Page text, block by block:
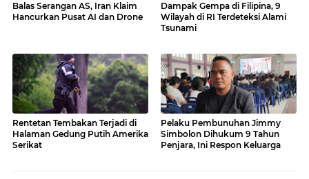
Balas Serangan AS, Iran Klaim
Hancurkan Pusat AI dan Drone
Dampak Gempa di Filipina, 9
Wilayah di RI Terdeteksi Alami
Tsunami
Rentetan Tembakan Terjadi di
Halaman Gedung Putih Amerika
Serikat
Pelaku Pembunuhan Jimmy
Simbolon Dihukum 9 Tahun
Penjara, Ini Respon Keluarga